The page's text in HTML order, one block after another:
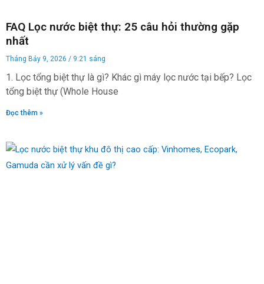
FAQ Lọc nước biệt thự: 25 câu hỏi thường gặp
nhất
Tháng Bảy 9, 2026 9:21 sáng
1. Lọc tổng biệt thự là gì? Khác gì máy lọc nước tại bếp? Lọc
tổng biệt thự (Whole House
Đọc thêm »